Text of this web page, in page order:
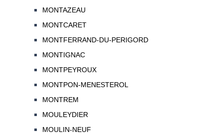
MONTAZEAU
MONTCARET
MONTFERRAND-DU-PERIGORD
MONTIGNAC
MONTPEYROUX
MONTPON-MENESTEROL
MONTREM
MOULEYDIER
MOULIN-NEUF